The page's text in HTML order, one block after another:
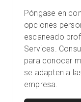
Póngase en
opciones
escaneado
Services.
para conocer
se adapten a
empresa.